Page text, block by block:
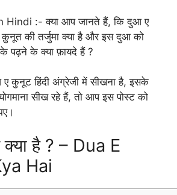
Hindi :- क्या आप जानते हैं, कि दुआ ए
की तर्जुमा क्या है और इस दुआ को
पढ़ने के क्या फ़ायदे हैं ?
कुनूट हिंदी अंग्रेजी में सीखना है, इसके
सीख रहे हैं, तो आप इस पोस्ट को
है ? – Dua E
Hai